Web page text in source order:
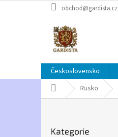
na
obchod@gardista.cz
Československo
Domů Rusko
kategorie
Kategorie